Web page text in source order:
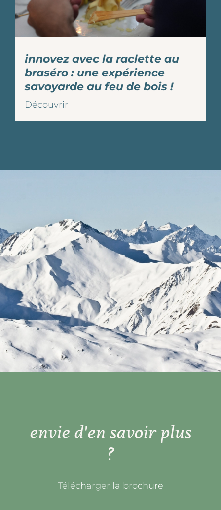
innovez avec la raclette au
braséro : une expérience
savoyarde au feu de bois !
Découvrir
envie d'en savoir plus
?
Télécharger la brochure